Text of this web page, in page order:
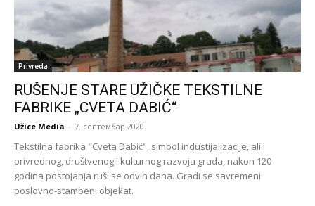
Privreda
RUŠENJE STARE UŽIČKE TEKSTILNE
FABRIKE „CVETA DABIĆ“
Užice Media - 7. септембар 2020.
Tekstilna fabrika "Cveta Dabić", simbol industijalizacije, ali i
privrednog, društvenog i kulturnog razvoja grada, nakon 120
godina postojanja ruši se odvih dana. Gradi se savremeni
poslovno-stambeni objekat.